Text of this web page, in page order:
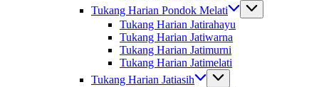
Tukang Harian Pondok Melati
Tukang Harian Jatirahayu
Tukang Harian Jatiwarna
Tukang Harian Jatimurni
Tukang Harian Jatimelati
Tukang Harian Jatiasih